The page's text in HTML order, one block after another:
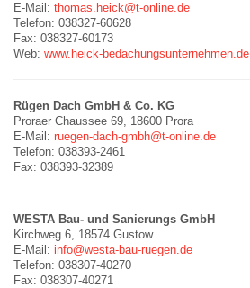
E-Mail: thomas.heick@t-online.de
Telefon: 038327-60628
Fax: 038327-60173
Web: www.heick-bedachungsunternehmen.de
Rügen Dach GmbH & Co. KG
Proraer Chaussee 69, 18600 Prora
E-Mail: ruegen-dach-gmbh@t-online.de
Telefon: 038393-2461
Fax: 038393-32389
WESTA Bau- und Sanierungs GmbH
Kirchweg 6, 18574 Gustow
E-Mail: info@westa-bau-ruegen.de
Telefon: 038307-40270
Fax: 038307-40271